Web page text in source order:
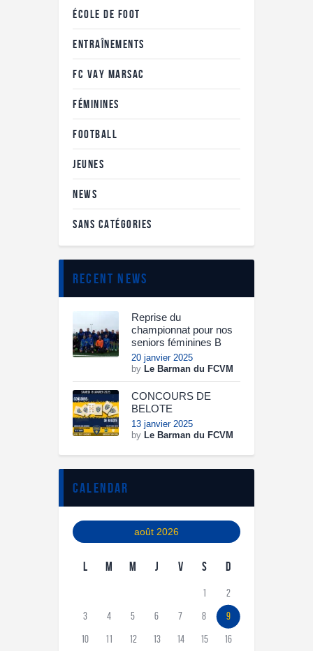
ÉCOLE DE FOOT
ENTRAÎNEMENTS
FC VAY MARSAC
FÉMININES
FOOTBALL
JEUNES
NEWS
SANS CATÉGORIES
recent news
Reprise du
championnat pour nos
seniors féminines B
20 janvier 2025
by Le Barman du FCVM
CONCOURS DE
BELOTE
13 janvier 2025
by Le Barman du FCVM
calendar
août 2026
L M M J V S D
1 2
3 4 5 6 7 8 9
10 11 12 13 14 15 16